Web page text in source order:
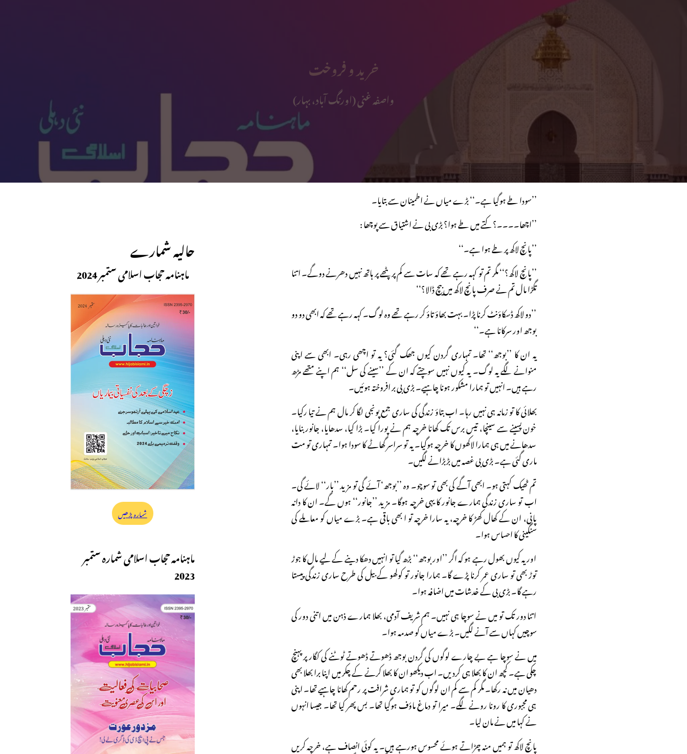
خرید و فروخت
واصفہ غنی (اورنگ آباد، بہار)
’’سودا طے ہوگیا ہے۔‘‘ بڑے میاں نے اطمینان سے بتایا۔
’’اچھا۔۔۔۔؟ کتے میں طے ہوا؟ بڑی بی نے اشتیاق سے پوچھا :
’’پانچ لاکھ پر طے ہوا ہے۔‘‘
’’پانچ لاکھ؟‘‘ مگر تم تو کہہ رہے تھے کہ سات سے کم پر پٹھے پر ہاتھ نہیں دھرنے دوگے۔ اتنا
تگڑا مال تم نے صرف پانچ لاکھ میں بیچ ڈالا؟‘‘
’’دو لاکھ ڈسکاؤنٹ کرنا پڑا۔ بہت بھاؤ تاؤ کر رہے تھے وہ لوگ۔ کہہ رہے تھے کہ ابھی دو دو
بوجھ اور سرکانا ہے۔‘‘
یہ ان کا ’’بوجھ‘‘ تھا۔ تمہاری گردن کیوں جھک گئی؟ یہ تو اچھی رہی۔ ابھی سے اپنی
منوانے لگے یہ لوگ۔ یہ کیوں نہیں سوچتے کہ ان کے ’’سینے کی سل‘‘ ہم اپنے متھے مڑھ
رہے ہیں۔ انہیں تو ہمارا مشکور ہونا چاہیے۔ بڑی بی بر افروختہ ہوئیں۔
بھلائی کا تو زمانہ ہی نہیں رہا۔ اب بتاؤ زندگی کی ساری جمع پونجی لگا کر مال ہم نے تیا رکیا۔
خون پسینے سے سینچا، تیس برس تک کھانا خرچہ ہم نے پورا کیا۔ بڑا کیا، سدھایا، جانور بنایا،
سدھانے میں ہی ہمارا لاکھوں کا خرچہ ہوگیا۔ یہ تو سراسر گھاٹے کا سودا ہوا۔ تمہاری تو مت
ماری گئی ہے۔ بڑی بی غصہ میں بڑبڑانے لگیں۔
تم ٹھیک کہتی ہو۔ ابھی آگے کی بھی تو سوچو۔ وہ ’’بوجھ‘ آئے گی تو مزید ’’بار‘‘ لائے گی۔
اب تو ساری زندگی ہمارے جانور کا یہی خرچہ ہوگا۔ مزید ’’جانور‘‘ ہوں گے۔ ان کا دانہ
پانی، ان کے کھال کھڑ کا خرچہ، یہ سارا خرچہ تو ا بھی باقی ہے۔ بڑے میاں کو معاملے کی
سنگینی کا احساس ہوا۔
اور یہ کیوں بھول رہے ہو کہ اگر ’’اور بوجھ‘‘ بڑھ گیا تو انہیں دھکا دینے کے لیے مال کا جوڑ
توڑ بھی تو ساری عمر کرنا پڑے گا۔ ہمارا جانور تو کولھو کے بیل کی طرح ساری زندگی پیستا
رہے گا۔ بڑی بی کے خدشات میں اضافہ ہوا۔
اتنا دور تک تو میں نے سوچا ہی نہیں۔ ہم شریف آدمی، بھلا ہمارے ذہن میں اتنی دور کی
سوچیں کہاں سے آنے لگیں۔ بڑے میاں کو صدمہ ہوا۔
میں نے سوچا ہے بے چارے لوگوں کی گردن بوجھ ڈھوتے ڈھوتے ٹوٹنے کی کگار پر پہنچ
چکی ہے۔ کچھ ان کا بھلا ہی کردیں۔ اب دیکھو ان کا بھلا کرنے کے چکر میں اپنا برا بھلا بھی
دھیان میں نہ رکھا۔ مگر کم سے کم ان لوگوں کو تو ہماری شرافت پر رحم کھانا چاہیے تھا۔ اپنی
ہی مجبوری کا رونا رونے لگے۔ میرا تو دماغ ماؤف ہوگیا تھا۔ بس پھر کیا تھا۔ جیسا انہوں
نے کہا میں نے مان لیا۔
پانچ لاکھ تو ہمیں منہ چڑاتے ہوئے محسوس ہورہے ہیں۔ یہ کوئی انصاف ہے، خرچہ کریں
حالیہ شمارے
ماہنامہ حجاب اسلامی ستمبر 2024
شمارہ پڑھیں
ماہنامہ حجاب اسلامی شمارہ ستمبر
2023